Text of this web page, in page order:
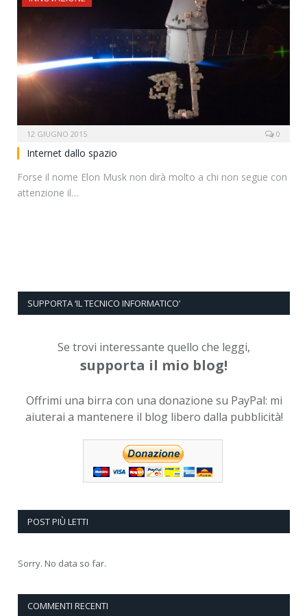
12 GIUGNO 2015 0
Internet dallo spazio
Forse il nome Elon Musk non dirà molto a chi non segue con
attenzione il…
SUPPORTA ‘IL TECNICO INFORMATICO’
Se trovi interessante quello che leggi,
supporta il mio blog!
Offrimi una birra con una donazione su PayPal: mi
aiuterai a mantenere il blog libero dalla pubblicità!
POST PIÙ LETTI
Sorry. No data so far.
COMMENTI RECENTI